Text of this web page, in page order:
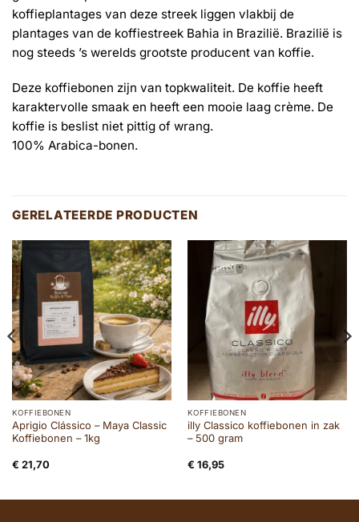
koffieplantages van deze streek liggen vlakbij de
plantages van de koffiestreek Bahia in Brazilië. Brazilië is
nog steeds ’s werelds grootste producent van koffie.
Deze koffiebonen zijn van topkwaliteit. De koffie heeft
karaktervolle smaak en heeft een mooie laag crème. De
koffie is beslist niet pittig of wrang.
100% Arabica-bonen.
GERELATEERDE PRODUCTEN
KOFFIEBONEN
Aprigio Clássico – Maya Classic
Koffiebonen – 1kg
€ 21,70
KOFFIEBONEN
illy Classico koffiebonen in zak
– 500 gram
€ 16,95